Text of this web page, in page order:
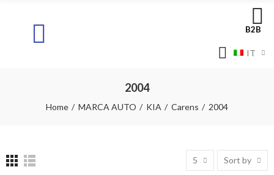
B2B
IT
2004
Home MARCA AUTO KIA Carens 2004
5 Sort by